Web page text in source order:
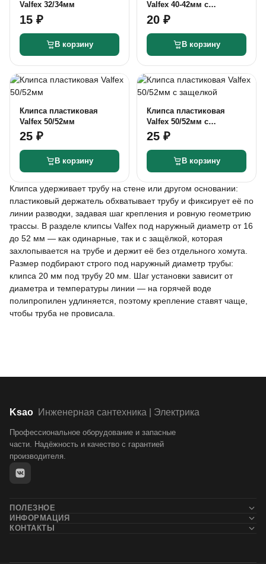
Valfex 32/34мм
15 ₽
В корзину
Valfex 40-42мм с
защелкой
20 ₽
В корзину
Клипса пластиковая
Valfex 50/52мм
25 ₽
В корзину
Клипса пластиковая
Valfex 50/52мм с
защелкой
25 ₽
В корзину
Клипса удерживает трубу на стене или другом основании:
пластиковый держатель обхватывает трубу и фиксирует её по
линии разводки, задавая шаг крепления и ровную геометрию
трассы. В разделе клипсы Valfex под наружный диаметр от 16
до 52 мм — как одинарные, так и с защёлкой, которая
захлопывается на трубе и держит её без отдельного хомута.
Размер подбирают строго под наружный диаметр трубы:
клипса 20 мм под трубу 20 мм. Шаг установки зависит от
диаметра и температуры линии — на горячей воде
полипропилен удлиняется, поэтому крепление ставят чаще,
чтобы труба не провисала.
Ksao Инженерная сантехника | Электрика
Профессиональное оборудование и запасные
части. Надёжность и качество с гарантией
производителя.
ПОЛЕЗНОЕ
Новости
Блог
ИНФОРМАЦИЯ
Контакты
КОНТАКТЫ